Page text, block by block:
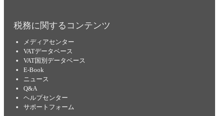
税務に関するコンテンツ
メディアセンター
VATデータベース
VAT国別データベース
E-Book
ニュース
Q&A
ヘルプセンター
サポートフォーム